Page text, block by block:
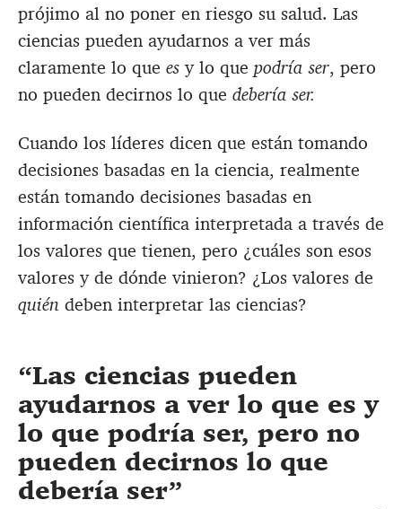
prójimo al no poner en riesgo su salud. Las
ciencias pueden ayudarnos a ver más
claramente lo que es y lo que podría ser, pero
no pueden decirnos lo que debería ser.
Cuando los líderes dicen que están tomando
decisiones basadas en la ciencia, realmente
están tomando decisiones basadas en
información científica interpretada a través de
los valores que tienen, pero ¿cuáles son esos
valores y de dónde vinieron? ¿Los valores de
quién deben interpretar las ciencias?
Las ciencias pueden
ayudarnos a ver lo que es y
lo que podría ser, pero no
pueden decirnos lo que
debería ser